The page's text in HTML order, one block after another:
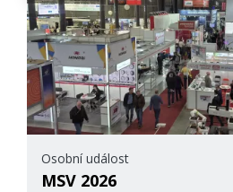
Osobní událost
MSV 2026